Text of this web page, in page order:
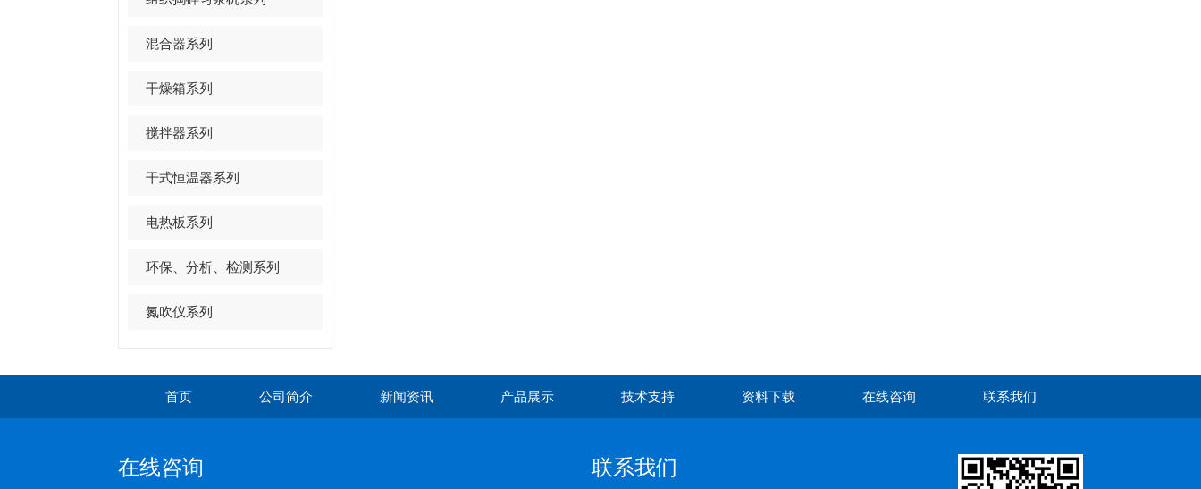
混合器系列
干燥箱系列
搅拌器系列
干式恒温器系列
电热板系列
环保、分析、检测系列
氮吹仪系列
首页 公司简介 新闻资讯 产品展示 技术支持 资料下载 在线咨询 联系我们
在线咨询 联系我们